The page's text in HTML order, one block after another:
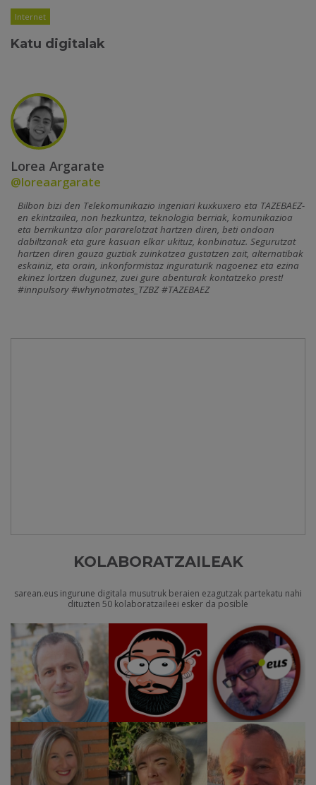
Internet
Katu digitalak
Lorea Argarate
@loreaargarate
Bilbon bizi den Telekomunikazio ingeniari kuxkuxero eta TAZEBAEZ-
en ekintzailea, non hezkuntza, teknologia berriak, komunikazioa
eta berrikuntza alor pararelotzat hartzen diren, beti ondoan
dabiltzanak eta gure kasuan elkar ukituz, konbinatuz. Segurutzat
hartzen diren gauza guztiak zuinkatzea gustatzen zait, alternatibak
eskainiz, eta orain, inkonformistaz inguraturik nagoenez eta ezina
ekinez lortzen dugunez, zuei gure abenturak kontatzeko prest!
#innpulsory #whynotmates_TZBZ #TAZEBAEZ
KOLABORATZAILEAK
sarean.eus ingurune digitala musutruk beraien ezagutzak partekatu nahi
dituzten 50 kolaboratzaileei esker da posible